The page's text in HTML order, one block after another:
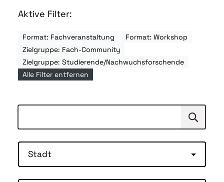
Aktive Filter:
Format: Fachveranstaltung
Format: Workshop
Zielgruppe: Fach-Community
Zielgruppe: Studierende/Nachwuchsforschende
Alle Filter entfernen
Suchen
Stadt